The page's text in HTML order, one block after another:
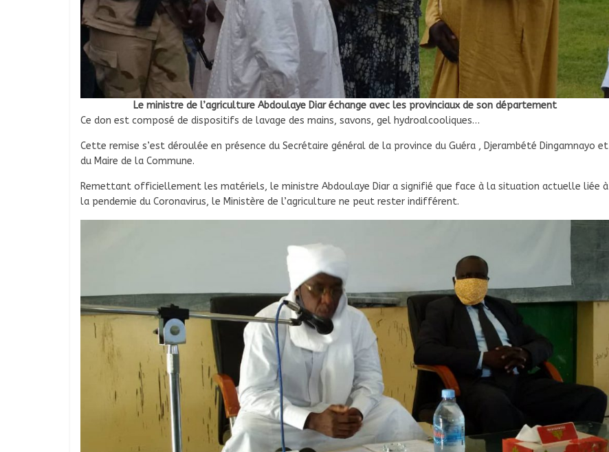
Le ministre de l’agriculture Abdoulaye Diar échange avec les provinciaux de son département
Ce don est composé de dispositifs de lavage des mains, savons, gel hydroalcooliques…
Cette remise s’est déroulée en présence du Secrétaire général de la province du Guéra , Djerambété Dingamnayo et
du Maire de la Commune.
Remettant officiellement les matériels, le ministre Abdoulaye Diar a signifié que face à la situation actuelle liée à
la pendemie du Coronavirus, le Ministère de l’agriculture ne peut rester indifférent.